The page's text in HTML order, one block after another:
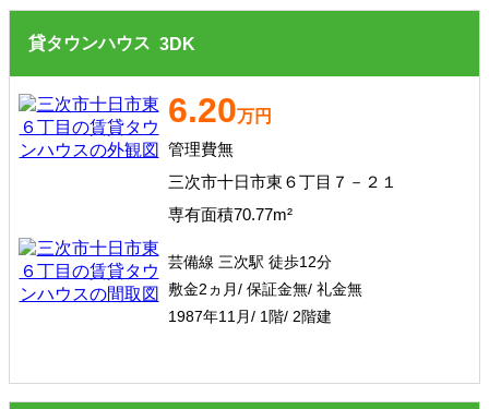
貸タウンハウス 3DK
6.20万円
管理費無
三次市十日市東６丁目７－２１
専有面積70.77m²
芸備線 三次駅 徒歩12分
敷金2ヵ月/ 保証金無/ 礼金無
1987年11月/ 1階/ 2階建